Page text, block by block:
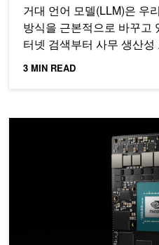
거대 언어 모델(LLM)은 우
방식을 근본적으로 바꾸고
터넷 검색부터 사무 생산
3 MIN READ
NVIDIA Jetson AGX Orin